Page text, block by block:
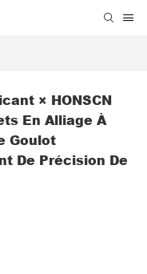
× HONSCN
En Alliage À
Goulot
De Précision De